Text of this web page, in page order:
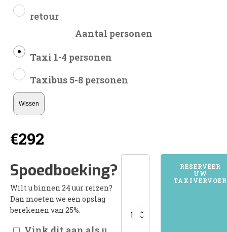
retour
Aantal personen
Taxi 1-4 personen
Taxibus 5-8 personen
Wissen
€292
Spoedboeking?
Wilt u binnen 24 uur reizen?
Dan moeten we een opslag
berekenen van 25%.
RESERVEER
UW
TAXIVERVOER